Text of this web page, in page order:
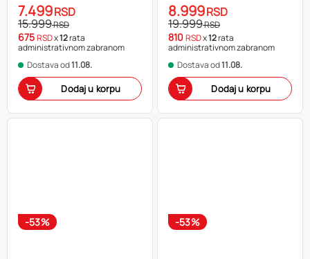
7.499RSD
15.999RSD
675RSDx12rata
administrativnom zabranom
Dostava od11.08.
Dodaj u korpu
8.999RSD
19.999RSD
810RSDx12rata
administrativnom zabranom
Dostava od11.08.
Dodaj u korpu
-53% -53%